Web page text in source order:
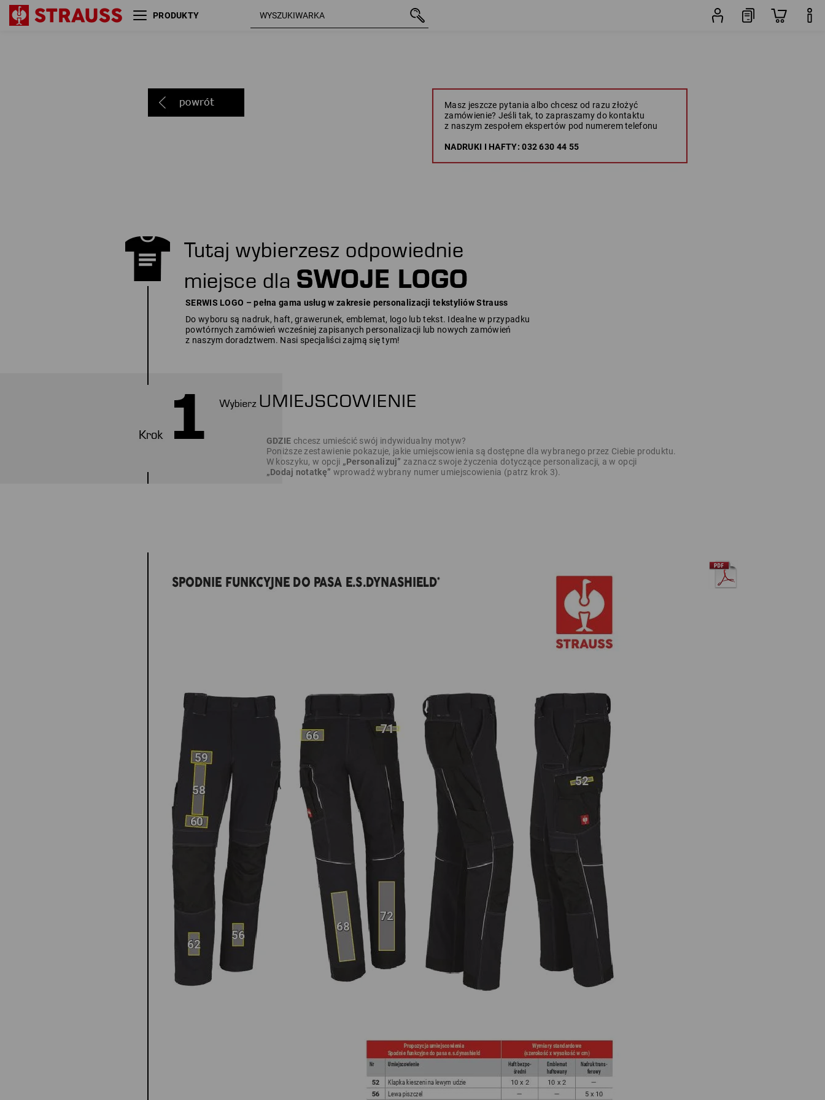
Masz jeszcze pytania albo chcesz od razu złożyć
zamówienie? Jeśli tak, to zapraszamy do kontaktu
z naszym zespołem ekspertów pod numerem telefonu
NADRUKI I HAFTY: 032 630 44 55
GDZIE chcesz umieścić swój indywidualny motyw?
Poniższe zestawienie pokazuje, jakie umiejscowienia są dostępne dla wybranego przez Ciebie produktu.
W koszyku, w opcji „Personalizuj” zaznacz swoje życzenia dotyczące personalizacji, a w opcji
„Dodaj notatkę” wprowadź wybrany numer umiejscowienia (patrz krok 3).
SERWIS LOGO – pełna gama usług w zakresie personalizacji tekstyliów Strauss
Do wyboru są nadruk, haft, grawerunek, emblemat, logo lub tekst. Idealne w przypadku
powtórnych zamówień wcześniej zapisanych personalizacji lub nowych zamówień
z naszym doradztwem. Nasi specjaliści zajmą się tym!
PRODUKTY